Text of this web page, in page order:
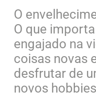
O
O que
engajado na
coisas novas
desfrutar de
novos